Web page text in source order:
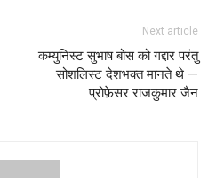
Next article
कम्‍युनिस्‍ट सुभाष बोस को गद्दार परंतु
सोशलिस्ट देशभक्त मानते थे —
प्रोफ़ेसर राजकुमार जैन